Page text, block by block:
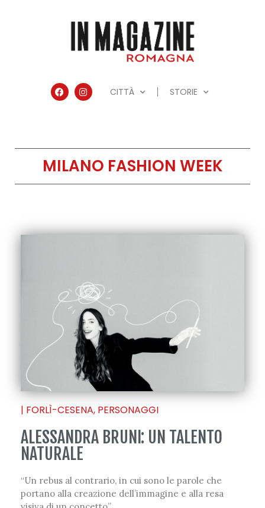
CITTÀ STORIE
MILANO FASHION WEEK
| FORLÌ-CESENA, PERSONAGGI
ALESSANDRA BRUNI: UN TALENTO
NATURALE
“Un rebus al contrario, in cui sono le parole che
portano alla creazione dell’immagine e alla resa